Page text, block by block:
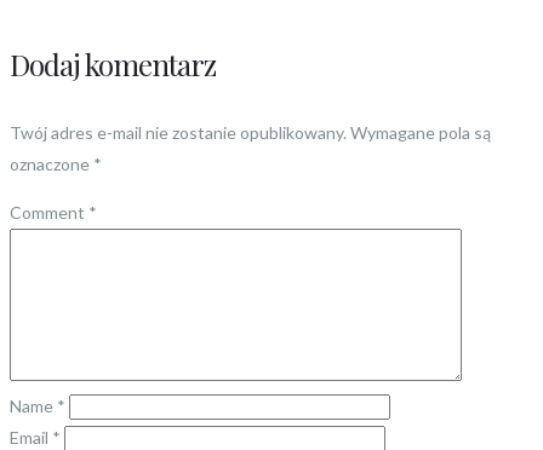
Dodaj komentarz
Twój adres e-mail nie zostanie opublikowany. Wymagane pola są
oznaczone *
Comment *
Name *
Email *